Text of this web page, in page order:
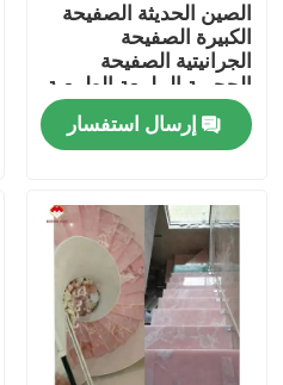
المنزل
المنتجات
الصين الحديثة الصفيحة
الكبيرة الصفيحة
الجرانيتية الصفيحة
الحجرية الملمعة الطبيعية
المقطوعة حسب الحجم
الصينية اللون الوردي
إرسال استفسار